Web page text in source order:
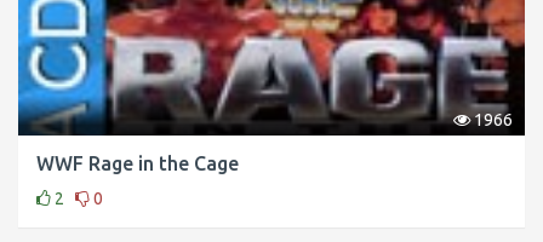
1966
WWF Rage in the Cage
2 0